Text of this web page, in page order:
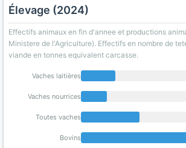
Élevage (2024)
Effectifs animaux en fin d'annee et productions
Ministere de l'Agriculture). Effectifs en nombre de
viande en tonnes equivalent carcasse.
Vaches laitières
Vaches nourrices
Toutes vaches
Bovins